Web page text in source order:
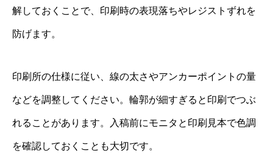
解しておくことで、印刷時の表現落ちやレジストずれを
防げます。
印刷所の仕様に従い、線の太さやアンカーポイントの量
などを調整してください。輪郭が細すぎると印刷でつぶ
れることがあります。入稿前にモニタと印刷見本で色調
を確認しておくことも大切です。